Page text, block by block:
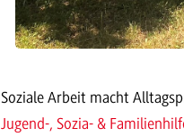
Soziale Arbeit macht
Jugend-, Sozia- &